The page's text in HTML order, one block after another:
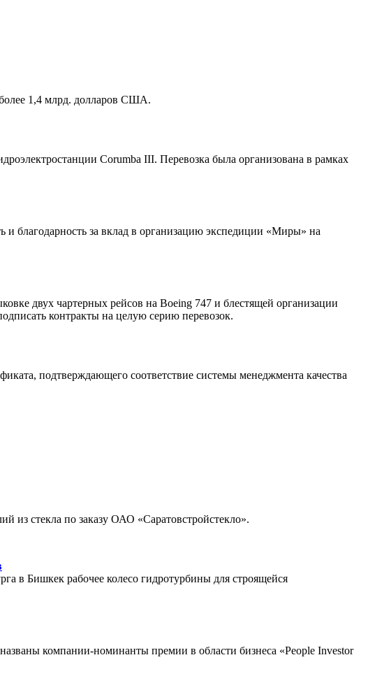
1,4 млрд. долларов США.
Corumba III. Перевозка была организована в рамках
благодарность за вклад в организацию экспедиции «Миры» на
двух чартерных рейсов на Boeing 747 и блестящей организации
контракты на целую серию перевозок.
подтверждающего соответствие системы менеджмента качества
из стекла по заказу ОАО «Саратовстройстекло».
в Бишкек рабочее колесо гидротурбины для строящейся
компании-номинанты премии в области бизнеса «People Investor